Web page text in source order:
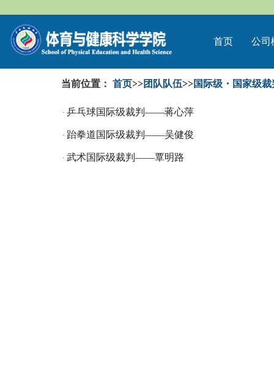
首页 公司
当前位置： 首页>>团队队伍>>国际级・国家级裁
· 乒乓球国际级裁判——蒋心萍
· 跆拳道国际级裁判——吴健俊
· 武术国际级裁判——覃明路